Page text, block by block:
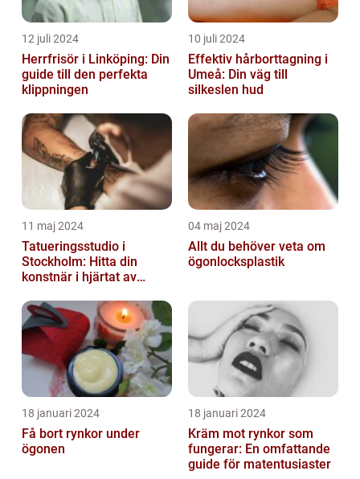
12 juli 2024
Herrfrisör i Linköping: Din
guide till den perfekta
klippningen
10 juli 2024
Effektiv hårborttagning i
Umeå: Din väg till
silkeslen hud
11 maj 2024
Tatueringsstudio i
Stockholm: Hitta din
konstnär i hjärtat av
04 maj 2024
Allt du behöver veta om
ögonlocksplastik
18 januari 2024
Få bort rynkor under
ögonen
18 januari 2024
Kräm mot rynkor som
fungerar: En omfattande
guide för matentusiaster